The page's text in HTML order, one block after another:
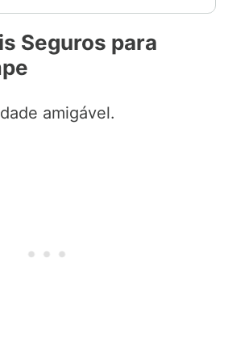
Seguros para
amigável.